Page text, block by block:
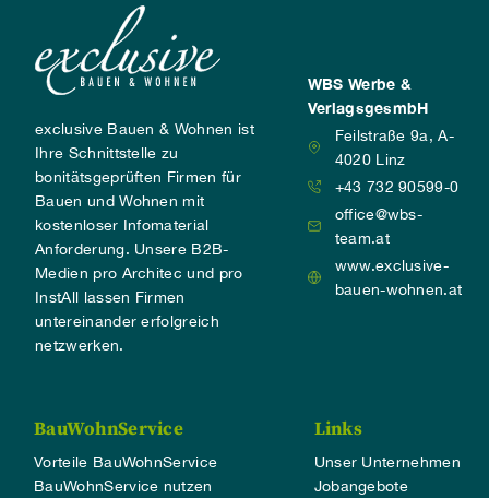
exclusive Bauen & Wohnen ist
Ihre Schnittstelle zu
bonitätsgeprüften Firmen für
Bauen und Wohnen mit
kostenloser Infomaterial
Anforderung. Unsere B2B-
Medien pro Architec und pro
InstAll lassen Firmen
untereinander erfolgreich
netzwerken.
WBS Werbe &
VerlagsgesmbH
Feilstraße 9a, A-
4020 Linz
+43 732 90599-0
office@wbs-
team.at
www.exclusive-
bauen-wohnen.at
BauWohnService
Vorteile BauWohnService
BauWohnService nutzen
Links
Unser Unternehmen
Jobangebote